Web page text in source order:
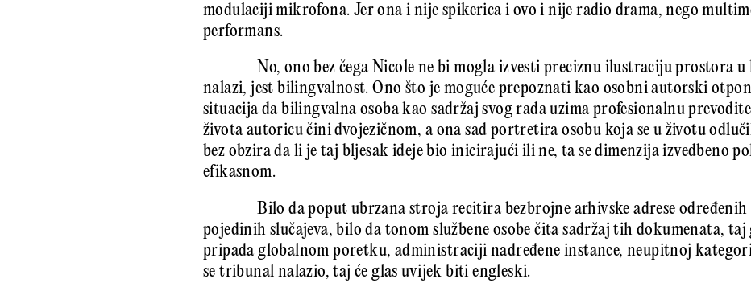
modulaciji mikrofona. Jer ona i nije spikerica i ovo i nije radio drama, nego
performans.
No, ono bez čega Nicole ne bi mogla izvesti preciznu ilustraciju prostora u
nalazi, jest bilingvalnost. Ono što je moguće prepoznati kao osobni autorski
situacija da bilingvalna osoba kao sadržaj svog rada uzima profesionalnu
života autoricu čini dvojezičnom, a ona sad portretira osobu koja se u životu
bez obzira da li je taj bljesak ideje bio inicirajući ili ne, ta se dimenzija izvedbeno
efikasnom.
Bilo da poput ubrzana stroja recitira bezbrojne arhivske adrese
pojedinih slučajeva, bilo da tonom službene osobe čita sadržaj tih dokumenata, taj
pripada globalnom poretku, administraciji nadređene instance, neupitnoj
se tribunal nalazio, taj će glas uvijek biti engleski.